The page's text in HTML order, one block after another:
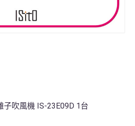
子吹風機 IS-23E09D 1台